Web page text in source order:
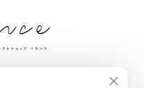
プ｜ファッション通販サイト